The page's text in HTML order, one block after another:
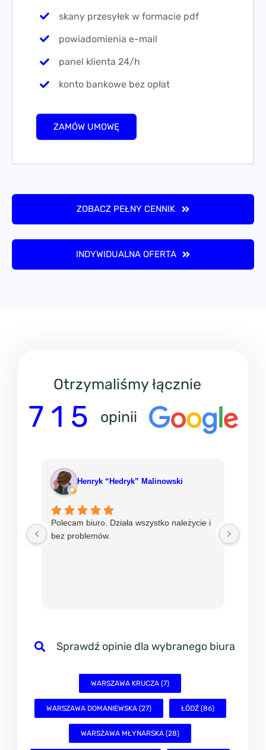
skany przesyłek w formacie pdf
powiadomienia e-mail
panel klienta 24/h
konto bankowe bez opłat
ZAMÓW UMOWĘ
ZOBACZ PEŁNY CENNIK
INDYWIDUALNA OFERTA
Otrzymaliśmy łącznie
7 1 5 opinii
Henryk “Hedryk” Malinowski
Polecam biuro. Działa wszystko należycie i
bez problemów.
Sprawdź opinie dla wybranego biura
WARSZAWA KRUCZA (7)
WARSZAWA DOMANIEWSKA (27) ŁÓDŹ (86)
WARSZAWA MŁYNARSKA (28)